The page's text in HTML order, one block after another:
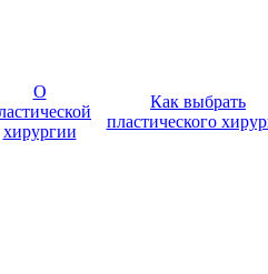
О
хирургии
Как выбрать
пластического